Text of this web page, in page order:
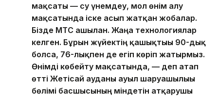
мақсаты — су үнемдеу, мол өнім алу
мақсатында іске асып жатқан жобалар.
Бізде МТС ашылған. Жаңа технологиялар
келген. Бұрын жүйектің қашықтығы 90-дық
болса, 76-лықпен де егіп көріп жатырмыз.
Өнімді көбейту мақсатында, — деп атап
өтті Жетісай ауданы ауыл шаруашылығы
бөлімі басшысының міндетін атқарушы